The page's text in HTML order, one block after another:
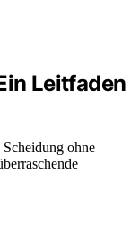
Leitfaden
ohne